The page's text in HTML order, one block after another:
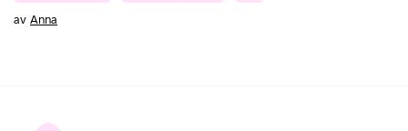
av Anna